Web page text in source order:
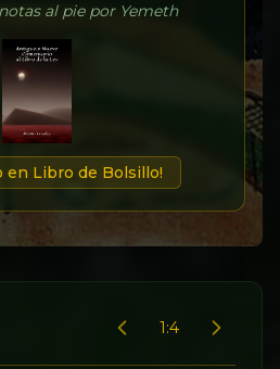
al pie por Yemeth
en Libro de Bolsillo!
1:4